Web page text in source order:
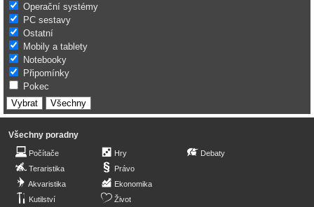
Operační systémy
PC sestavy
Ostatní
Mobily a tablety
Notebooky
Připomínky
Pokec
Všechny poradny
Počítače
Teraristika
Akvaristika
Kutilství
Hry
Právo
Ekonomika
Život
Debaty